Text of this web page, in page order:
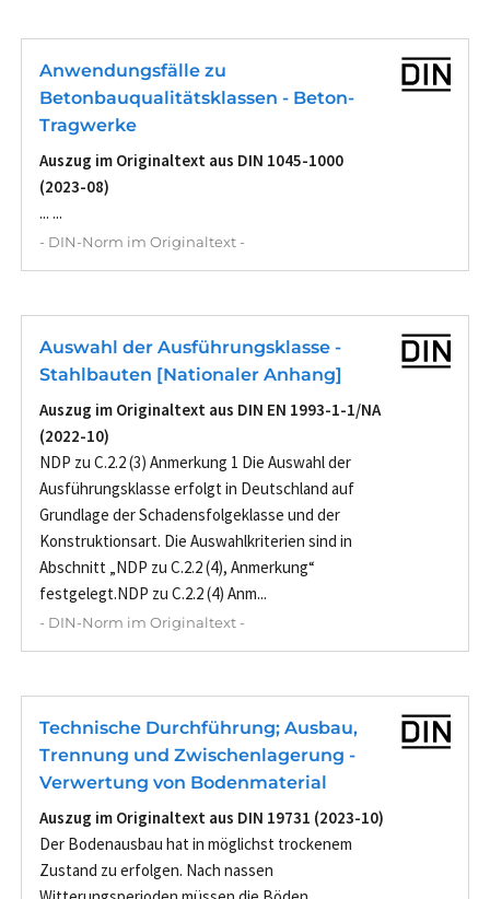
Anwendungsfälle zu
Betonbauqualitätsklassen - Beton-
Tragwerke
Auszug im Originaltext aus DIN 1045-1000
(2023-08)
... ...
- DIN-Norm im Originaltext -
Auswahl der Ausführungsklasse -
Stahlbauten [Nationaler Anhang]
Auszug im Originaltext aus DIN EN 1993-1-1/NA
(2022-10)
NDP zu C.2.2 (3) Anmerkung 1 Die Auswahl der
Ausführungsklasse erfolgt in Deutschland auf
Grundlage der Schadensfolgeklasse und der
Konstruktionsart. Die Auswahlkriterien sind in
Abschnitt „NDP zu C.2.2 (4), Anmerkung“
festgelegt.NDP zu C.2.2 (4) Anm...
- DIN-Norm im Originaltext -
Technische Durchführung; Ausbau,
Trennung und Zwischenlagerung -
Verwertung von Bodenmaterial
Auszug im Originaltext aus DIN 19731 (2023-10)
Der Bodenausbau hat in möglichst trockenem
Zustand zu erfolgen. Nach nassen